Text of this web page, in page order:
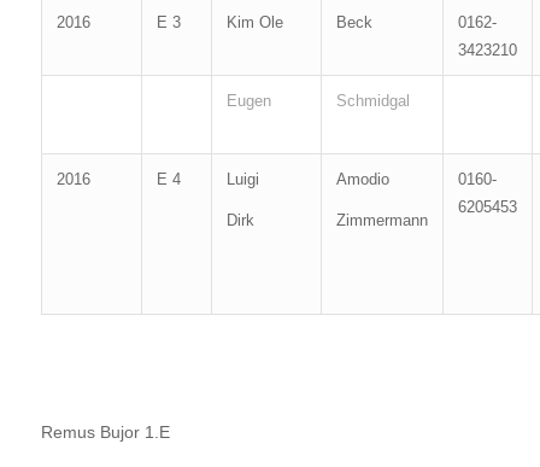
2016 E 3 Kim Ole Beck
0162-
3423210
Eugen Schmidgal
2016 E 4 Luigi
Dirk
Amodio
Zimmermann
0160-
6205453
Remus Bujor 1.E